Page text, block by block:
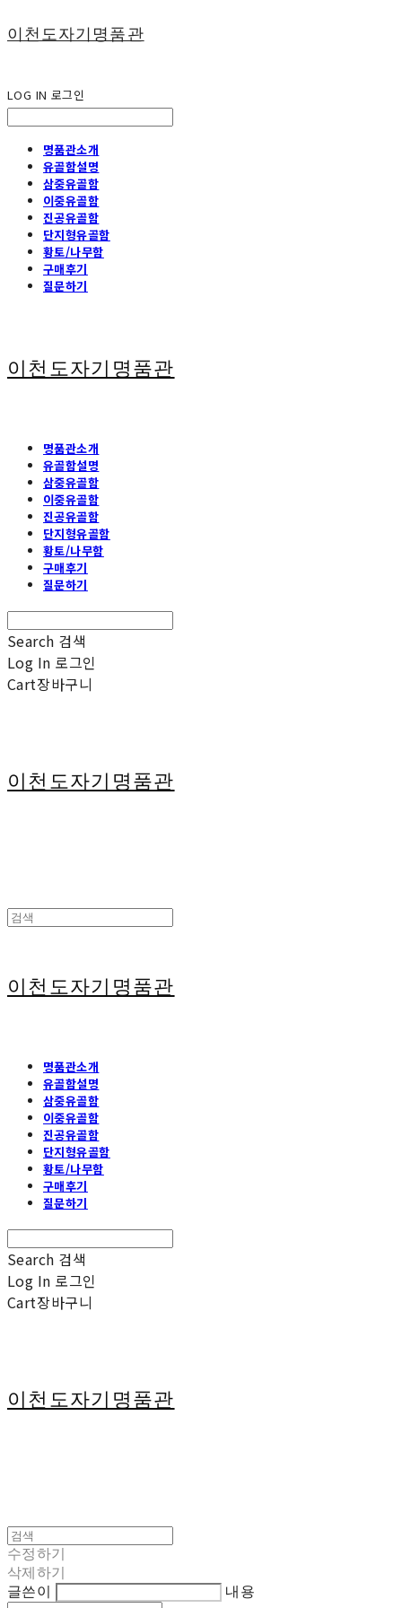
이천도자기명품관
LOG IN 로그인
명품관소개
유골함설명
삼중유골함
이중유골함
진공유골함
단지형유골함
황토/나무함
구매후기
질문하기
이천도자기명품관
명품관소개
유골함설명
삼중유골함
이중유골함
진공유골함
단지형유골함
황토/나무함
구매후기
질문하기
Search 검색
Log In 로그인
Cart장바구니
이천도자기명품관
이천도자기명품관
명품관소개
유골함설명
삼중유골함
이중유골함
진공유골함
단지형유골함
황토/나무함
구매후기
질문하기
Search 검색
Log In 로그인
Cart장바구니
이천도자기명품관
수정하기
삭제하기
글쓴이
내용